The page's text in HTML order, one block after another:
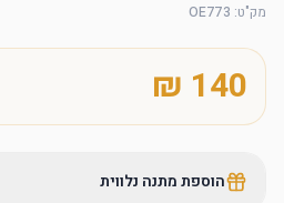
מק"ט:
OE773
הוספת מתנה נלווית